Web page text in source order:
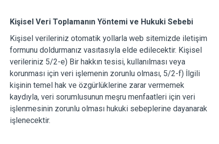
Kişisel Veri Toplamanın Yöntemi ve Hukuki Sebebi
Kişisel verileriniz otomatik yollarla web sitemizde iletişim
formunu doldurmanız vasıtasıyla elde edilecektir. Kişisel
verileriniz 5/2-e) Bir hakkın tesisi, kullanılması veya
korunması için veri işlemenin zorunlu olması, 5/2-f) İlgili
kişinin temel hak ve özgürlüklerine zarar vermemek
kaydıyla, veri sorumlusunun meşru menfaatleri için veri
işlenmesinin zorunlu olması hukuki sebeplerine dayanarak
işlenecektir.